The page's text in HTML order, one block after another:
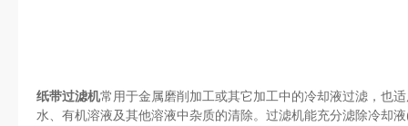
纸带过滤机常用于金属磨削加工或其它加工中的冷却液过滤，也
水、有机溶液及其他溶液中杂质的清除。过滤机能充分滤除冷却